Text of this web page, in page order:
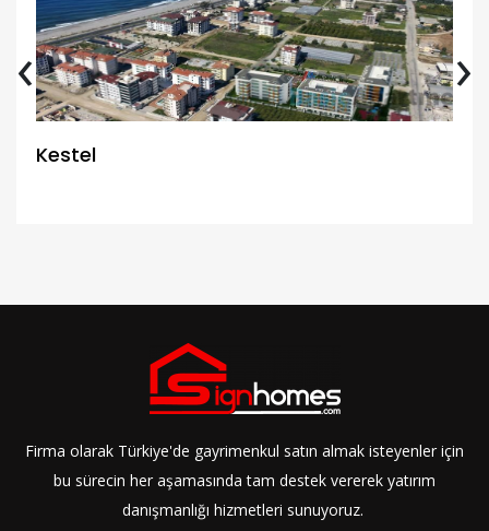
Kestel
‹ ›
Firma olarak Türkiye'de gayrimenkul satın almak isteyenler için
bu sürecin her aşamasında tam destek vererek yatırım
danışmanlığı hizmetleri sunuyoruz.